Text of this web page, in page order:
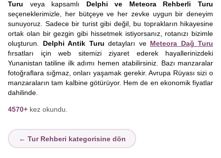
Turu veya kapsamlı Delphi ve Meteora Rehberli Turu
seçeneklerimizle, her bütçeye ve her zevke uygun bir deneyim
sunuyoruz. Sadece bir turist gibi değil, bu toprakların hikayesine
ortak olan bir gezgin gibi hissetmek istiyorsanız, rotanızı bizimle
oluşturun. Delphi Antik Turu detayları ve Meteora Dağ Turu
fırsatları için web sitemizi ziyaret ederek hayallerinizdeki
Yunanistan tatiline ilk adımı hemen atabilirsiniz. Bazı manzaralar
fotoğraflara sığmaz, onları yaşamak gerekir. Avrupa Rüyası sizi o
manzaraların tam kalbine götürüyor. Hem de en ekonomik fiyatlar
dahilinde.
4570+ kez okundu.
← Tur Rehberi kategorisine dön